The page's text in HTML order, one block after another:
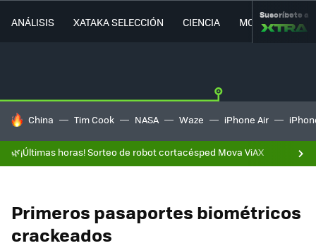
ANÁLISIS XATAKA SELECCIÓN CIENCIA MOVILIDAD
Suscríbete a
HOY SE HABLA DE
China Tim Cook NASA Waze iPhone Air
🌿¡Últimas horas! Sorteo de robot cortacésped Mova ViAX
Primeros pasaportes biométricos
crackeados